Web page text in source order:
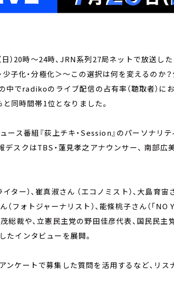
）20時～24時、JRN系列27局ネットで放送し
少子化・分極化＞～この選択は何を変えるのか？
中でradikoのライブ配信の占有率（聴取者）
同時間帯1位となりました。
ース番組『荻上チキ・Session』のパーソナリテ
デスクはTBS・蓮見孝之アナウンサー、 南部広
ター）、崔真淑さん （エコノミスト）、大島育宙
（フォトジャーナリスト）、能條桃子さん（「
総裁や、立憲民主党の野田佳彦代表、国民民主
たインタビューを展開。
ンケートで募集した質問を活用するなど、リ